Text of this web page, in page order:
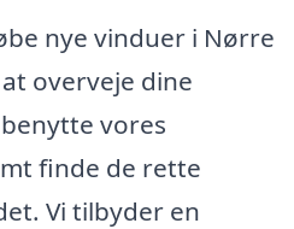
nye vinduer i Nørre
overveje dine
vores
finde de rette
Vi tilbyder en